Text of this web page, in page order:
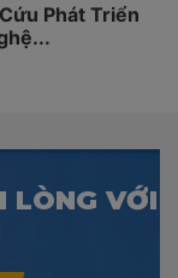
Phát Triển
LÒNG VỚI